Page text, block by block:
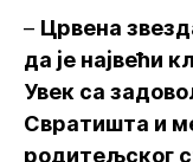
– Црвена
да је највећи
Увек са
Свратишта и
родитељског